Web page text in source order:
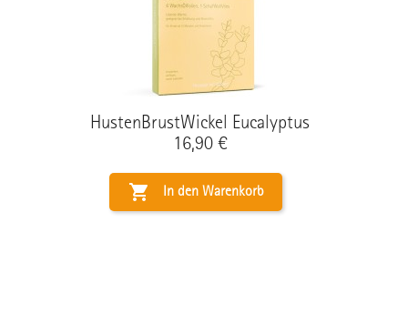
HustenBrustWickel Eucalyptus
Preis
16,90 €
 In den Warenkorb